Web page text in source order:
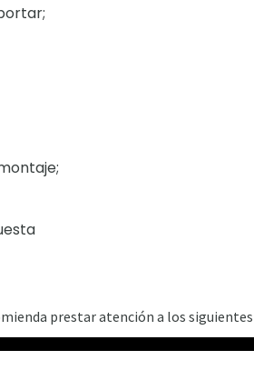
prestar atención a los